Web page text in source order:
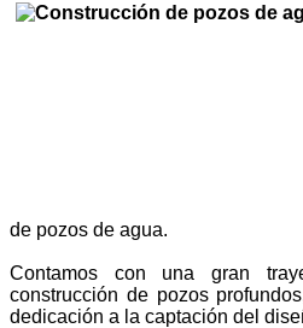
de pozos de agua.
Contamos con una gran
construcción de pozos
dedicación a la captación del